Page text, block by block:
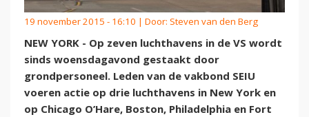
19 november 2015 - 16:10 | Door: Steven van den Berg
NEW YORK - Op zeven luchthavens in de VS wordt
sinds woensdagavond gestaakt door
grondpersoneel. Leden van de vakbond SEIU
voeren actie op drie luchthavens in New York en
op Chicago O’Hare, Boston, Philadelphia en Fort